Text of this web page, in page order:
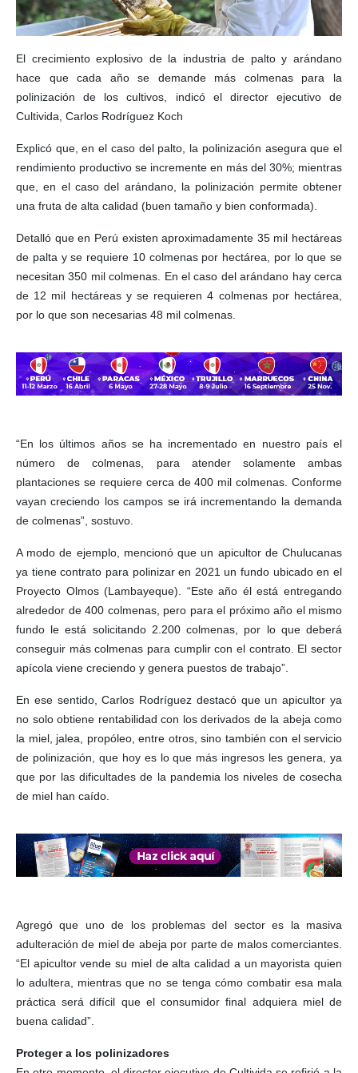
El crecimiento explosivo de la industria de palto y arándano
hace que cada año se demande más colmenas para la
polinización de los cultivos, indicó el director ejecutivo de
Cultivida, Carlos Rodríguez Koch
Explicó que, en el caso del palto, la polinización asegura que el
rendimiento productivo se incremente en más del 30%; mientras
que, en el caso del arándano, la polinización permite obtener
una fruta de alta calidad (buen tamaño y bien conformada).
Detalló que en Perú existen aproximadamente 35 mil hectáreas
de palta y se requiere 10 colmenas por hectárea, por lo que se
necesitan 350 mil colmenas. En el caso del arándano hay cerca
de 12 mil hectáreas y se requieren 4 colmenas por hectárea,
por lo que son necesarias 48 mil colmenas.
“En los últimos años se ha incrementado en nuestro país el
número de colmenas, para atender solamente ambas
plantaciones se requiere cerca de 400 mil colmenas. Conforme
vayan creciendo los campos se irá incrementando la demanda
de colmenas”, sostuvo.
A modo de ejemplo, mencionó que un apicultor de Chulucanas
ya tiene contrato para polinizar en 2021 un fundo ubicado en el
Proyecto Olmos (Lambayeque). “Este año él está entregando
alrededor de 400 colmenas, pero para el próximo año el mismo
fundo le está solicitando 2.200 colmenas, por lo que deberá
conseguir más colmenas para cumplir con el contrato. El sector
apícola viene creciendo y genera puestos de trabajo”.
En ese sentido, Carlos Rodríguez destacó que un apicultor ya
no solo obtiene rentabilidad con los derivados de la abeja como
la miel, jalea, propóleo, entre otros, sino también con el servicio
de polinización, que hoy es lo que más ingresos les genera, ya
que por las dificultades de la pandemia los niveles de cosecha
de miel han caído.
Agregó que uno de los problemas del sector es la masiva
adulteración de miel de abeja por parte de malos comerciantes.
“El apicultor vende su miel de alta calidad a un mayorista quien
lo adultera, mientras que no se tenga cómo combatir esa mala
práctica será difícil que el consumidor final adquiera miel de
buena calidad”.
Proteger a los polinizadores